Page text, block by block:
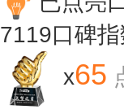
7119口碑
x65